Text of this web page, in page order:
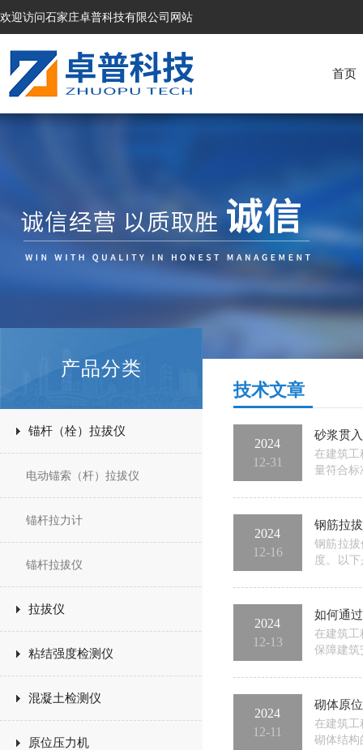
欢迎访问石家庄卓普科技有限公司网站
首页
产品分类
锚杆（栓）拉拔仪
电动锚索（杆）拉拔仪
锚杆拉力计
锚杆拉拔仪
拉拔仪
粘结强度检测仪
混凝土检测仪
原位压力机
技术文章
2024
12-31
砂浆贯
在建筑工
量符合标
值与砂浆
2024
12-16
钢筋拉
钢筋拉
度。以
顶住夹头
2024
12-13
如何通
在建筑工
保障建筑
速准确的
2024
12-11
砌体原
在建筑工
砌体结构